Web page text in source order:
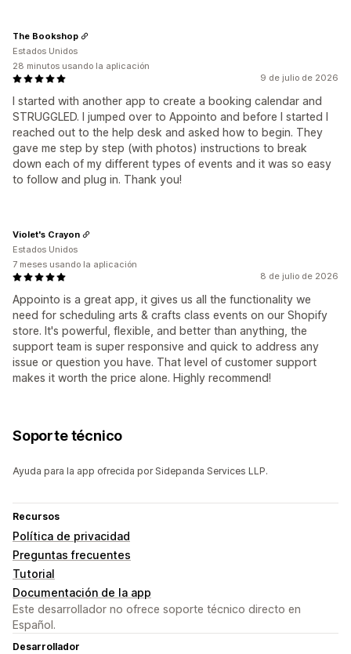
9 de julio de 2026
I started with another app to create a booking calendar and
STRUGGLED. I jumped over to Appointo and before I started I
reached out to the help desk and asked how to begin. They
gave me step by step (with photos) instructions to break
down each of my different types of events and it was so easy
to follow and plug in. Thank you!
The Bookshop
Estados Unidos
28 minutos usando la aplicación
8 de julio de 2026
Appointo is a great app, it gives us all the functionality we
need for scheduling arts & crafts class events on our Shopify
store. It's powerful, flexible, and better than anything, the
support team is super responsive and quick to address any
issue or question you have. That level of customer support
makes it worth the price alone. Highly recommend!
Violet's Crayon
Estados Unidos
7 meses usando la aplicación
Soporte técnico
Ayuda para la app ofrecida por Sidepanda Services LLP.
Recursos
Política de privacidad
Preguntas frecuentes
Tutorial
Documentación de la app
Este desarrollador no ofrece soporte técnico directo en
Español.
Desarrollador